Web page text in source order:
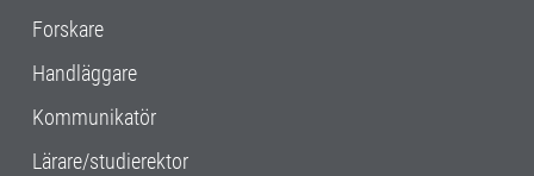
Forskare
Handläggare
Kommunikatör
Lärare/studierektor